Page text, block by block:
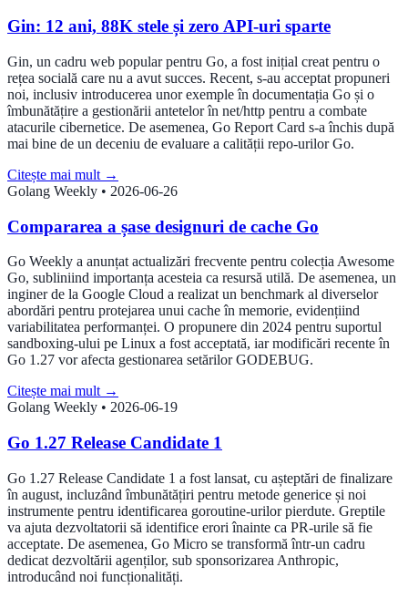
Gin: 12 ani, 88K stele și zero API-uri sparte
Gin, un cadru web popular pentru Go, a fost inițial creat pentru o
rețea socială care nu a avut succes. Recent, s-au acceptat propuneri
noi, inclusiv introducerea unor exemple în documentația Go și o
îmbunătățire a gestionării antetelor în net/http pentru a combate
atacurile cibernetice. De asemenea, Go Report Card s-a închis după
mai bine de un deceniu de evaluare a calității repo-urilor Go.
Citește mai mult →
Golang Weekly • 2026-06-26
Compararea a șase designuri de cache Go
Go Weekly a anunțat actualizări frecvente pentru colecția Awesome
Go, subliniind importanța acesteia ca resursă utilă. De asemenea, un
inginer de la Google Cloud a realizat un benchmark al diverselor
abordări pentru protejarea unui cache în memorie, evidențiind
variabilitatea performanței. O propunere din 2024 pentru suportul
sandboxing-ului pe Linux a fost acceptată, iar modificări recente în
Go 1.27 vor afecta gestionarea setărilor GODEBUG.
Citește mai mult →
Golang Weekly • 2026-06-19
Go 1.27 Release Candidate 1
Go 1.27 Release Candidate 1 a fost lansat, cu așteptări de finalizare
în august, incluzând îmbunătățiri pentru metode generice și noi
instrumente pentru identificarea goroutine-urilor pierdute. Greptile
va ajuta dezvoltatorii să identifice erori înainte ca PR-urile să fie
acceptate. De asemenea, Go Micro se transformă într-un cadru
dedicat dezvoltării agenților, sub sponsorizarea Anthropic,
introducând noi funcționalități.